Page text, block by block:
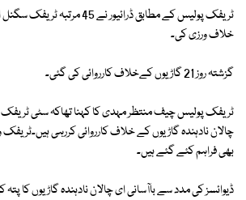
خلاف ورزی کی۔
گزشتہ روز 21 گاڑیوں کےخلاف کارروائی کی گئی۔
چالان نادہندہ گاڑیوں کے خلاف کارروائی کررہی ہیں۔ٹریفک
بھی فراہم کئے گئے ہیں۔
ڈیوائسز کی مدد سے باآسانی ای چالان نادہندہ گاڑیوں کا